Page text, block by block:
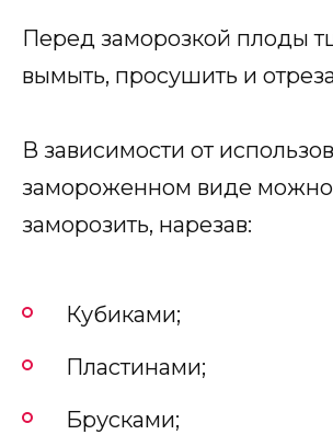
Перед заморозкой плоды
вымыть, просушить и
В зависимости от
замороженном виде можно
заморозить, нарезав:
Кубиками;
Пластинами;
Брусками;